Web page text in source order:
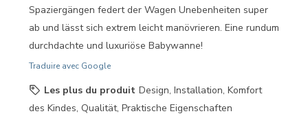
Spaziergängen federt der Wagen Unebenheiten super
ab und lässt sich extrem leicht manövrieren. Eine rundum
durchdachte und luxuriöse Babywanne!
Traduire avec Google
Les plus du produit Design, Installation, Komfort
des Kindes, Qualität, Praktische Eigenschaften